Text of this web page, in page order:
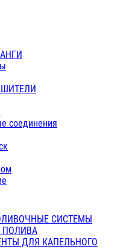
соединения
СИСТЕМЫ
ПОЛИВА
ДЛЯ КАПЕЛЬНОГО